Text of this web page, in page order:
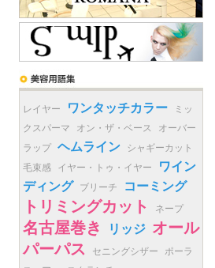
レイヤー ワンタッチカラー
ミッ
クスパーマ
オン・ザ・ベース
オーバー
ラップ ヘムライン
シャギーカット
毛束感
イヤー・トゥ・イヤー
ワイン
ディング
ブリーチ コーミング
トリミングカット ネープ
名古屋巻き リッジ オール
パーパス
セニングシザー
ポーラ